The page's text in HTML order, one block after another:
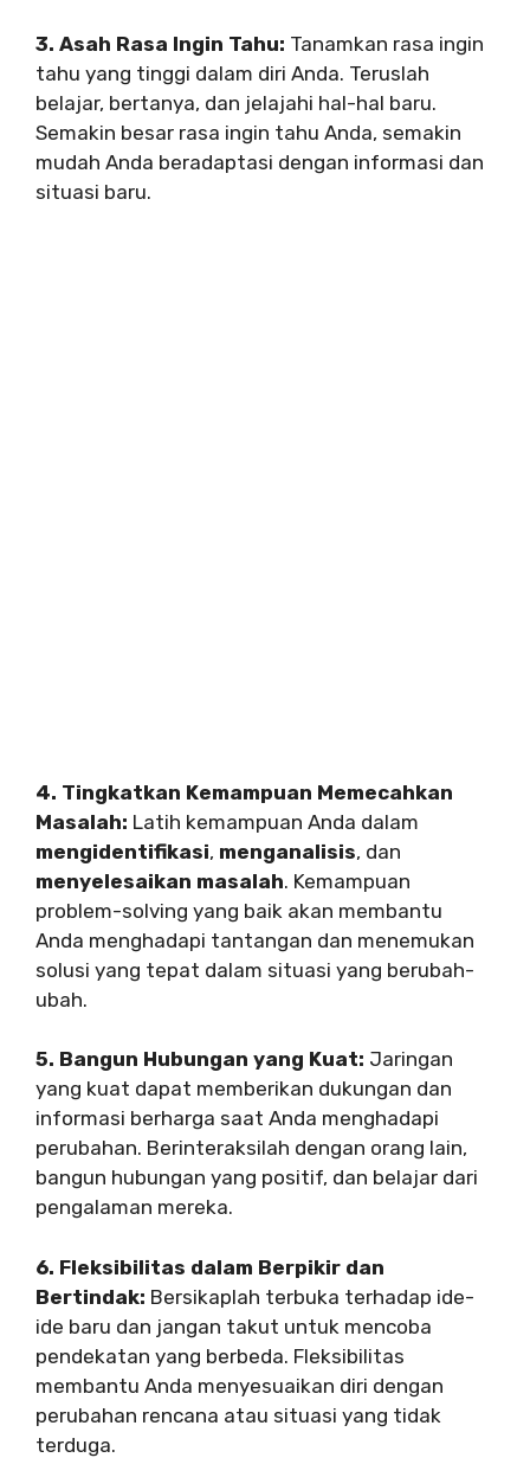
3. Asah Rasa Ingin Tahu: Tanamkan rasa ingin
tahu yang tinggi dalam diri Anda. Teruslah
belajar, bertanya, dan jelajahi hal-hal baru.
Semakin besar rasa ingin tahu Anda, semakin
mudah Anda beradaptasi dengan informasi dan
situasi baru.
4. Tingkatkan Kemampuan Memecahkan
Masalah: Latih kemampuan Anda dalam
mengidentifikasi, menganalisis, dan
menyelesaikan masalah. Kemampuan
problem-solving yang baik akan membantu
Anda menghadapi tantangan dan menemukan
solusi yang tepat dalam situasi yang berubah-
ubah.
5. Bangun Hubungan yang Kuat: Jaringan
yang kuat dapat memberikan dukungan dan
informasi berharga saat Anda menghadapi
perubahan. Berinteraksilah dengan orang lain,
bangun hubungan yang positif, dan belajar dari
pengalaman mereka.
6. Fleksibilitas dalam Berpikir dan
Bertindak: Bersikaplah terbuka terhadap ide-
ide baru dan jangan takut untuk mencoba
pendekatan yang berbeda. Fleksibilitas
membantu Anda menyesuaikan diri dengan
perubahan rencana atau situasi yang tidak
terduga.